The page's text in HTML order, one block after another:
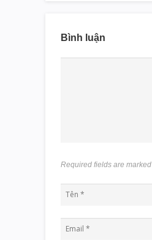
Bình luận
Required fields are marked